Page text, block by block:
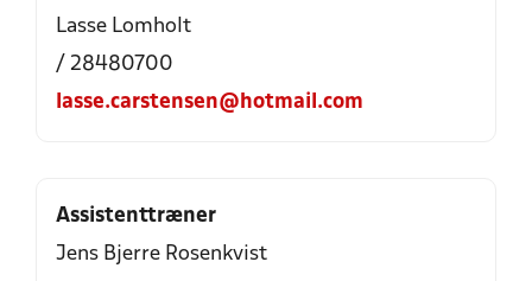
Lasse Lomholt
/ 28480700
lasse.carstensen@hotmail.com
Assistenttræner
Jens Bjerre Rosenkvist